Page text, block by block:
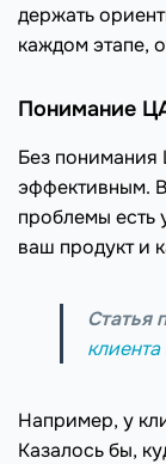
держать
каждом этапе,
Понимание
Без
эффективным.
проблемы есть
ваш продукт и
Статья
Например, у
Казалось бы,